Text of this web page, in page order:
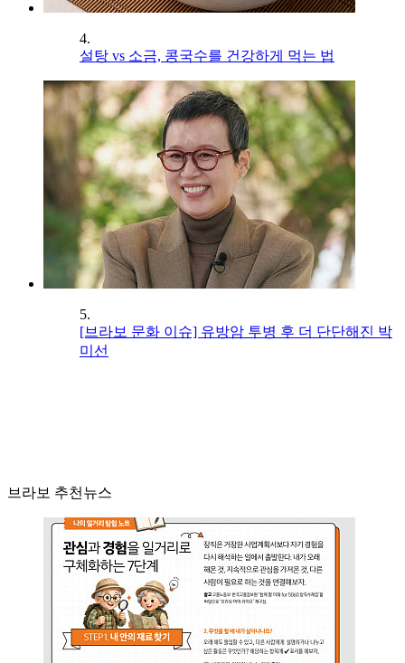
4.
설탕 vs 소금, 콩국수를 건강하게 먹는 법
5.
[브라보 문화 이슈] 유방암 투병 후 더 단단해진 박
미선
브라보 추천뉴스